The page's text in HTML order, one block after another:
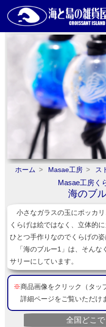
ホーム Masae工房 ス
Masae工房く
海のブ
小さなガラスの玉にポッカリ
くらげは絵ではなく、立体的
ひとつ手作りなのでくらげの姿
「海のブルー1」は、そんな
サリーにしています。
※商品画像をクリック（タッ
詳細ページをご覧いただけ
全国どこで